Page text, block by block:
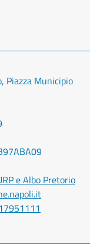
Piazza Municipio
e Albo Pretorio